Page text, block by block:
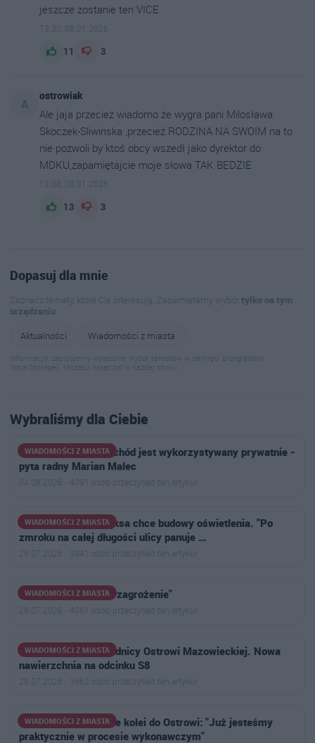
jeszcze zostanie ten VICE
13:30, 08.01.2026
11 3
ostrowiak
Ale jaja przecież wiadomo że wygra pani Milosława
Skoczek-Sliwinska ,przecież RODZINA NA SWOIM na to
nie pozwoli by ktoś obcy wszedł jako dyrektor do
MDKU,zapamiętajcie moje słowa TAK BEDZIE
13:08, 08.01.2026
13 3
Dopasuj dla mnie
Zaznacz tematy, które Cię interesują. Zapamiętamy wybórtylko na tym
urządzeniu.
Aktualności
Wiadomości z miasta
Informacja: zapisujemy wyłącznie wybór tematów w pamięci przeglądarki
(localStorage). Możesz wyłączyć w każdej chwili.
Wybraliśmy dla Ciebie
WIADOMOŚCI Z MIASTA
Czy służbowy samochód jest wykorzystywany prywatnie -
pyta radny Marian Malec
04.08.2026 · 4091 osób przeczytało ten artykuł
WIADOMOŚCI Z MIASTA
Radny Sebastian Pęksa chce budowy oświetlenia. "Po
zmroku na całej długości ulicy panuje …
26.07.2026 · 3941 osób przeczytało ten artykuł
WIADOMOŚCI Z MIASTA
"Istnieje potencjalne zagrożenie"
28.07.2026 · 4061 osób przeczytało ten artykuł
WIADOMOŚCI Z MIASTA
Ruszył remont obwodnicy Ostrowi Mazowieckiej. Nowa
nawierzchnia na odcinku S8
29.07.2026 · 3662 osób przeczytało ten artykuł
WIADOMOŚCI Z MIASTA
Burmistrz o powrocie kolei do Ostrowi: "Już jesteśmy
praktycznie w procesie wykonawczym"